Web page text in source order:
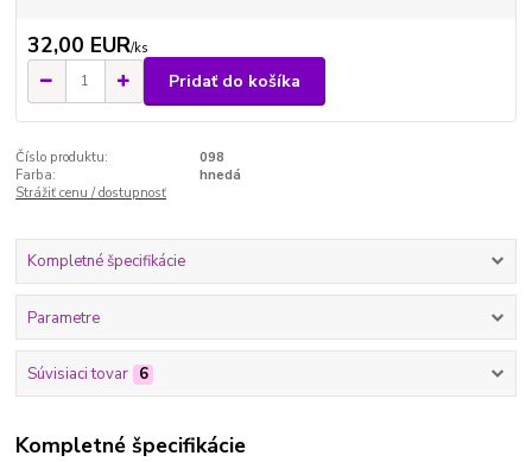
32,00 EUR/ks
Pridať do košíka
Číslo produktu:
098
Farba:
hnedá
Strážiť cenu / dostupnosť
Kompletné špecifikácie
Parametre
Súvisiaci tovar 6
Kompletné špecifikácie